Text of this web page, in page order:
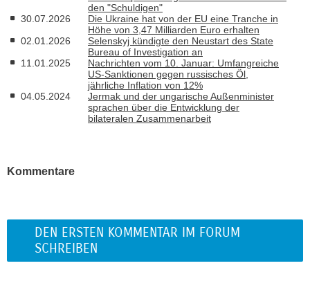
den "Schuldigen"
30.07.2026
Die Ukraine hat von der EU eine Tranche in
Höhe von 3,47 Milliarden Euro erhalten
02.01.2026
Selenskyj kündigte den Neustart des State
Bureau of Investigation an
11.01.2025
Nachrichten vom 10. Januar: Umfangreiche
US-Sanktionen gegen russisches Öl,
jährliche Inflation von 12%
04.05.2024
Jermak und der ungarische Außenminister
sprachen über die Entwicklung der
bilateralen Zusammenarbeit
Kommentare
DEN ERSTEN KOMMENTAR IM FORUM
SCHREIBEN